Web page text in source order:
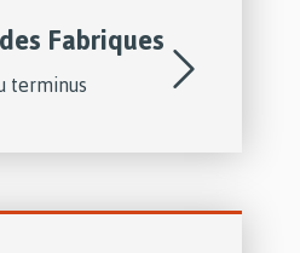
Fabriques
terminus